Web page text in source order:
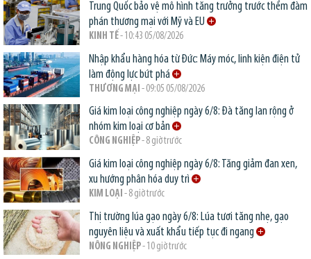
Trung Quốc bảo vệ mô hình tăng trưởng trước thềm đàm
phán thương mại với Mỹ và EU
KINH TẾ- 10:43 05/08/2026
Nhập khẩu hàng hóa từ Đức: Máy móc, linh kiện điện tử
làm động lực bứt phá
THƯƠNG MẠI - 09:05 05/08/2026
Giá kim loại công nghiệp ngày 6/8: Đà tăng lan rộng ở
nhóm kim loại cơ bản
CÔNG NGHIỆP- 8 giờ trước
Giá kim loại công nghiệp ngày 6/8: Tăng giảm đan xen,
xu hướng phân hóa duy trì
KIM LOẠI - 8 giờ trước
Thị trường lúa gạo ngày 6/8: Lúa tươi tăng nhẹ, gạo
nguyên liệu và xuất khẩu tiếp tục đi ngang
NÔNG NGHIỆP- 10 giờ trước